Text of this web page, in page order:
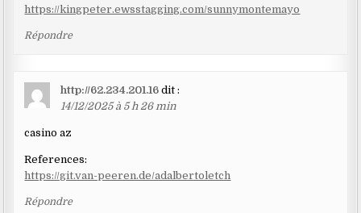
https://kingpeter.ewsstagging.com/sunnymontemayo
Répondre
http://62.234.201.16 dit :
14/12/2025 à 5 h 26 min
casino az
References:
https://git.van-peeren.de/adalbertoletch
Répondre